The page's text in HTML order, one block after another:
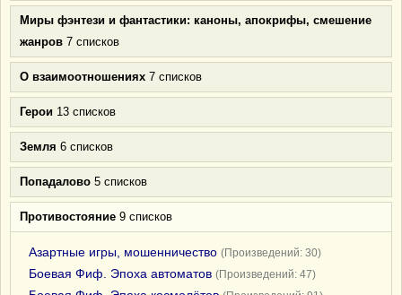
Миры фэнтези и фантастики: каноны, апокрифы, смешение
жанров 7 списков
О взаимоотношениях 7 списков
Герои 13 списков
Земля 6 списков
Попадалово 5 списков
Противостояние 9 списков
Азартные игры, мошенничество (Произведений: 30)
Боевая Фиф. Эпоха автоматов (Произведений: 47)